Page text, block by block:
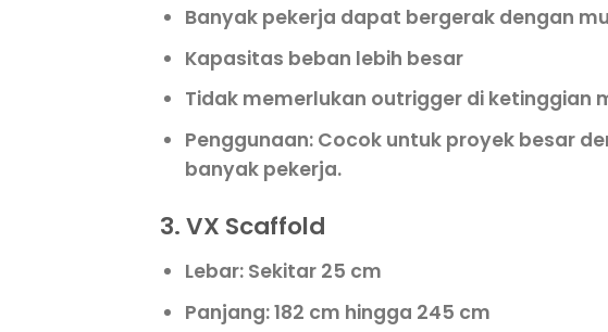
Banyak pekerja dapat bergerak dengan
Kapasitas beban lebih besar
Tidak memerlukan outrigger di ketinggian
Penggunaan: Cocok untuk proyek besar
banyak pekerja.
3. VX Scaffold
Lebar: Sekitar 25 cm
Panjang: 182 cm hingga 245 cm